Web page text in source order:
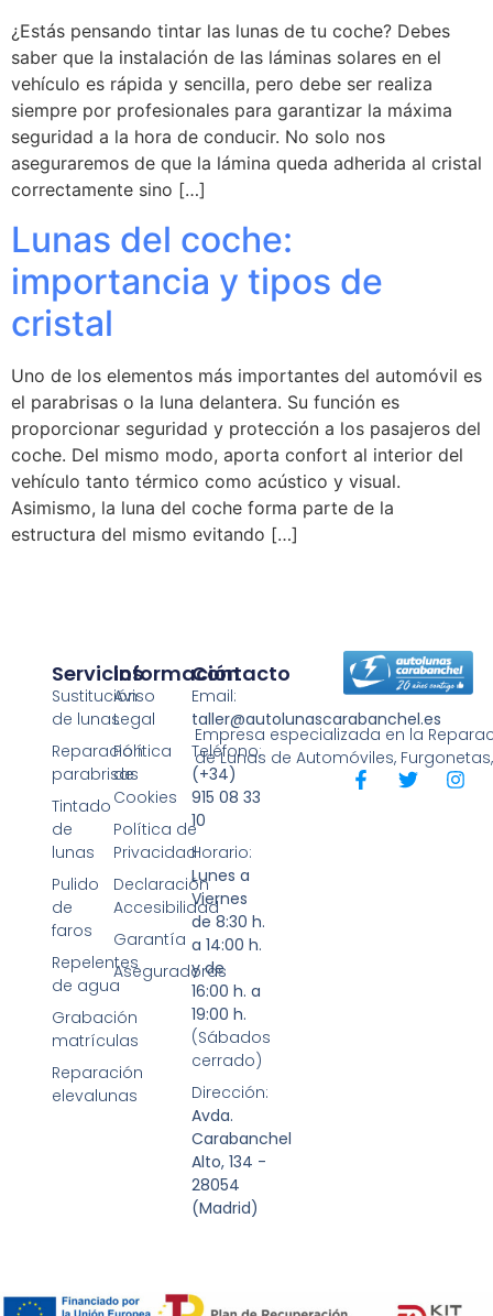
¿Estás pensando tintar las lunas de tu coche? Debes
saber que la instalación de las láminas solares en el
vehículo es rápida y sencilla, pero debe ser realiza
siempre por profesionales para garantizar la máxima
seguridad a la hora de conducir. No solo nos
aseguraremos de que la lámina queda adherida al cristal
correctamente sino […]
Lunas del coche:
importancia y tipos de
cristal
Uno de los elementos más importantes del automóvil es
el parabrisas o la luna delantera. Su función es
proporcionar seguridad y protección a los pasajeros del
coche. Del mismo modo, aporta confort al interior del
vehículo tanto térmico como acústico y visual.
Asimismo, la luna del coche forma parte de la
estructura del mismo evitando […]
Empresa especializada en la
de Lunas de Automóviles,
Servicios
Sustitución
de lunas
Reparación
parabrisas
Tintado
de
lunas
Pulido
de
faros
Repelentes
de agua
Grabación
matrículas
Reparación
elevalunas
Información
Aviso
Legal
Política
de
Cookies
Política de
Privacidad
Declaración
Accesibilidad
Garantía
Aseguradoras
Contacto
Email:
taller@autolunascarabanchel.es
Teléfono:
(+34)
915 08 33
10
Horario:
Lunes a
Viernes
de 8:30 h.
a 14:00 h.
y de
16:00 h. a
19:00 h.
(Sábados
cerrado)
Dirección:
Avda.
Carabanchel
Alto, 134 -
28054
(Madrid)